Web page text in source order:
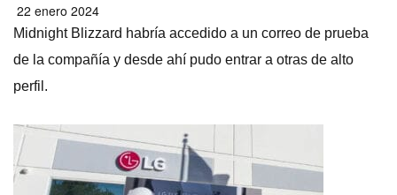
22 enero 2024
Midnight Blizzard habría accedido a un correo de prueba
de la compañía y desde ahí pudo entrar a otras de alto
perfil.